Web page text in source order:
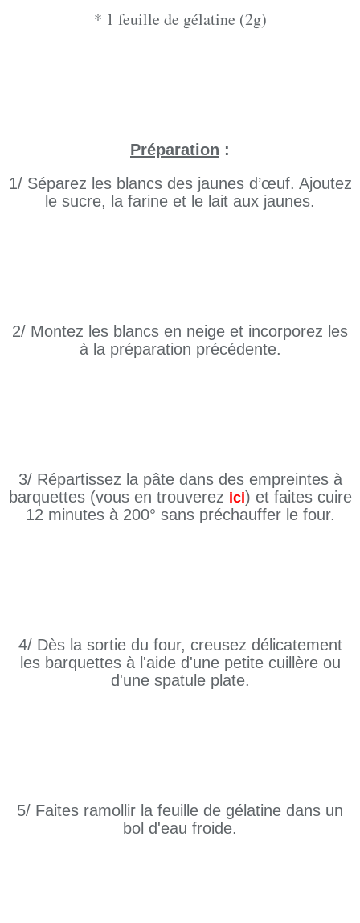
* 1 feuille de gélatine (2g)
Préparation :
1/ Séparez les blancs des jaunes d’œuf. Ajoutez
le sucre, la farine et le lait aux jaunes.
2/ Montez les blancs en neige et incorporez les
à la préparation précédente.
3/ Répartissez la pâte dans des empreintes à
barquettes (vous en trouverez ici) et faites cuire
12 minutes à 200° sans préchauffer le four.
4/ Dès la sortie du four, creusez délicatement
les barquettes à l'aide d'une petite cuillère ou
d'une spatule plate.
5/ Faites ramollir la feuille de gélatine dans un
bol d'eau froide.